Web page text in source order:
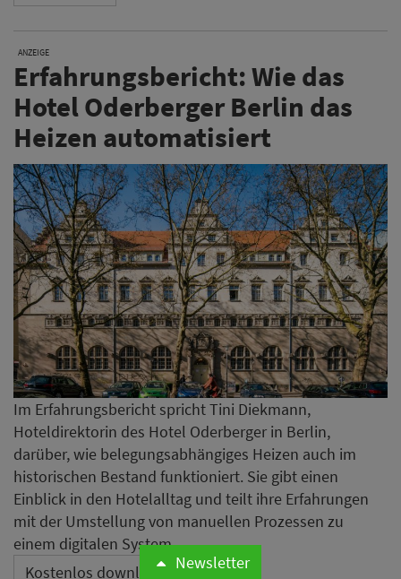
ANZEIGE
Erfahrungsbericht: Wie das
Hotel Oderberger Berlin das
Heizen automatisiert
Im Erfahrungsbericht spricht Tini Diekmann,
Hoteldirektorin des Hotel Oderberger in Berlin,
darüber, wie belegungsabhängiges Heizen auch im
historischen Bestand funktioniert. Sie gibt einen
Einblick in den Hotelalltag und teilt ihre Erfahrungen
mit der Umstellung von manuellen Prozessen zu
einem digitalen System.
Kostenlos downloadenNewsletter